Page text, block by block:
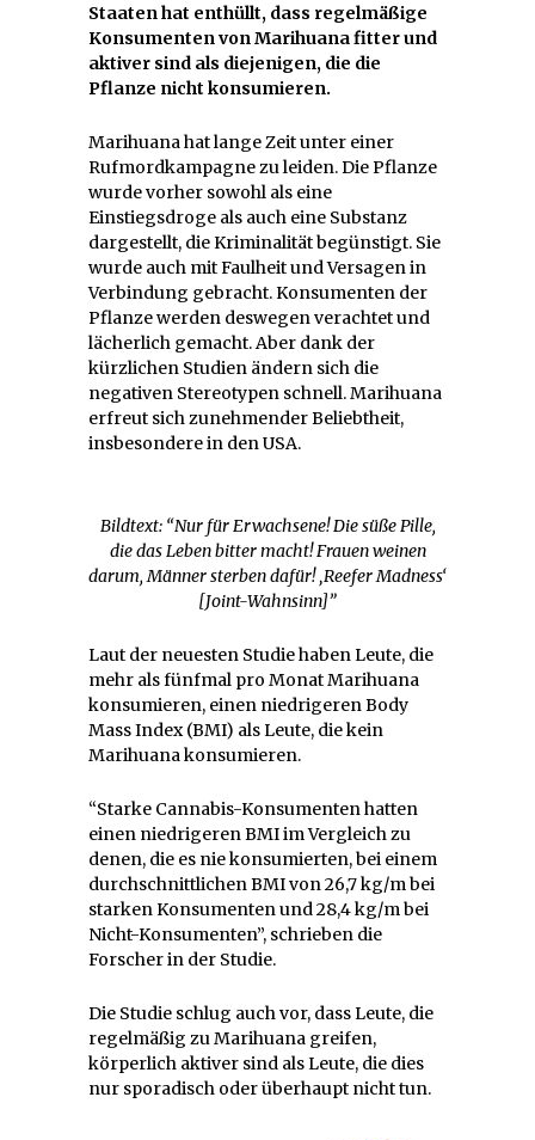
Staaten hat enthüllt, dass regelmäßige
Konsumenten von Marihuana fitter und
aktiver sind als diejenigen, die die
Pflanze nicht konsumieren.
Marihuana hat lange Zeit unter einer
Rufmordkampagne zu leiden. Die Pflanze
wurde vorher sowohl als eine
Einstiegsdroge als auch eine Substanz
dargestellt, die Kriminalität begünstigt. Sie
wurde auch mit Faulheit und Versagen in
Verbindung gebracht. Konsumenten der
Pflanze werden deswegen verachtet und
lächerlich gemacht. Aber dank der
kürzlichen Studien ändern sich die
negativen Stereotypen schnell. Marihuana
erfreut sich zunehmender Beliebtheit,
insbesondere in den USA.
Bildtext: “Nur für Erwachsene! Die süße Pille,
die das Leben bitter macht! Frauen weinen
darum, Männer sterben dafür! ‚Reefer Madness‘
[Joint-Wahnsinn]”
Laut der neuesten Studie haben Leute, die
mehr als fünfmal pro Monat Marihuana
konsumieren, einen niedrigeren Body
Mass Index (BMI) als Leute, die kein
Marihuana konsumieren.
“Starke Cannabis-Konsumenten hatten
einen niedrigeren BMI im Vergleich zu
denen, die es nie konsumierten, bei einem
durchschnittlichen BMI von 26,7 kg/m bei
starken Konsumenten und 28,4 kg/m bei
Nicht-Konsumenten”, schrieben die
Forscher in der Studie.
Die Studie schlug auch vor, dass Leute, die
regelmäßig zu Marihuana greifen,
körperlich aktiver sind als Leute, die dies
nur sporadisch oder überhaupt nicht tun.